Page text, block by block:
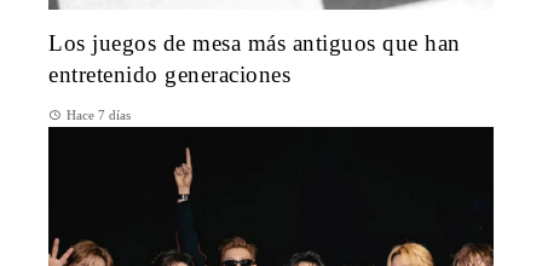
Los juegos de mesa más antiguos que han
entretenido generaciones
Hace 7 días